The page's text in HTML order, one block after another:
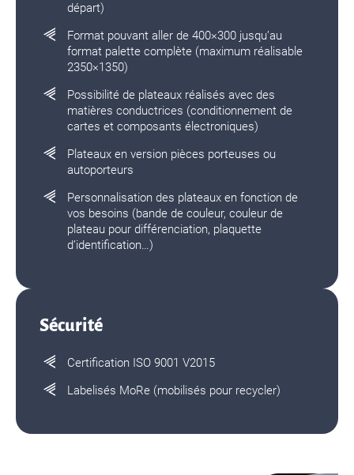
départ)
Format pouvant aller de 400×300 jusqu’au
format palette complète (maximum réalisable
2350×1350)
Possibilité de plateaux réalisés avec des
matières conductrices (conditionnement de
cartes et composants électroniques)
Plateaux en version pièces porteuses ou
autoporteurs
Personnalisation des plateaux en fonction de
vos besoins (bande de couleur, couleur de
plateau pour différenciation, plaquette
d’identification…)
Sécurité
Certification ISO 9001 V2015
Labelisés MoRe (mobilisés pour recycler)